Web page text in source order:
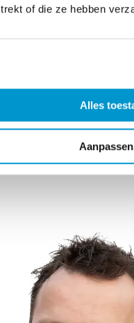
of die ze hebben
Alles
Aanpassen